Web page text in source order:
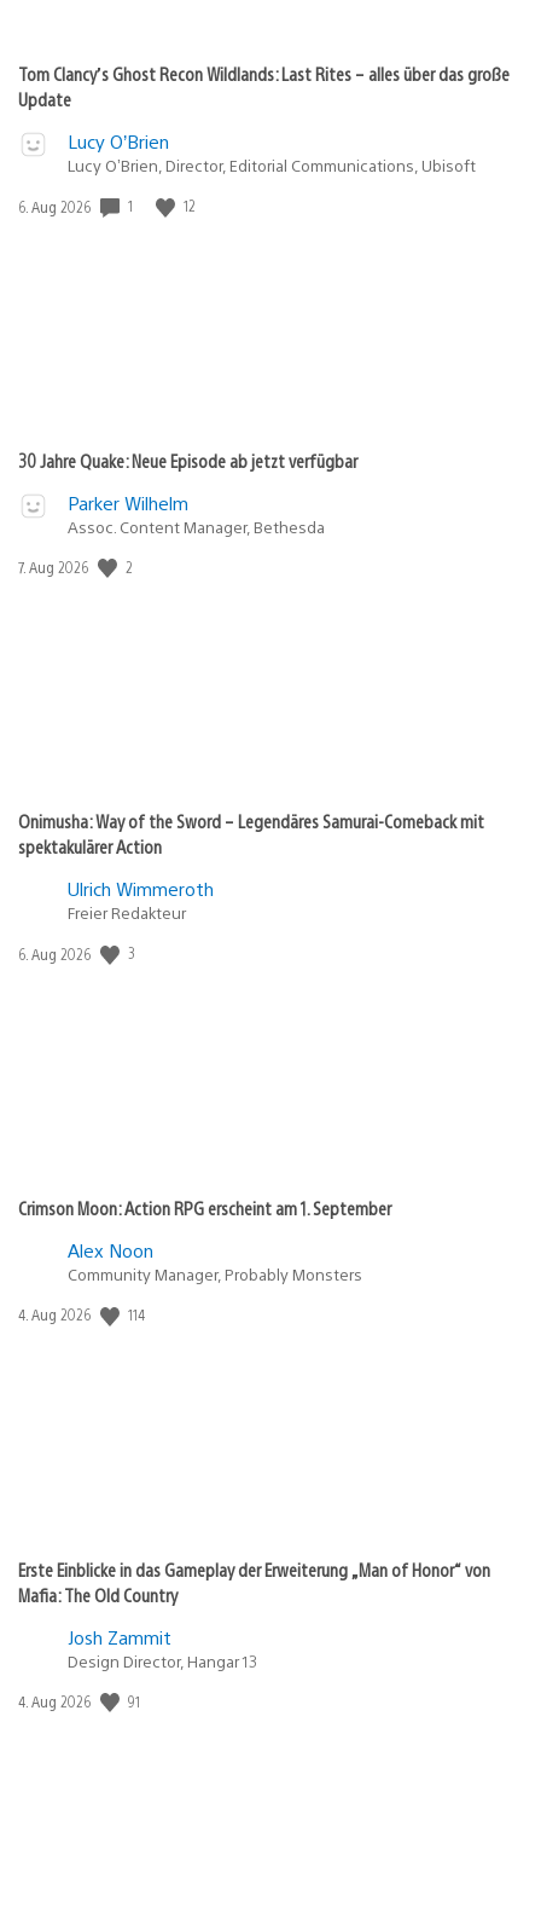
Tom Clancy’s Ghost Recon Wildlands: Last Rites – alles über das große
Update
Lucy O’Brien
Lucy O’Brien, Director, Editorial Communications, Ubisoft
Veröffentlichungsdatum:
6. Aug 2026 1 12
30 Jahre Quake: Neue Episode ab jetzt verfügbar
Parker Wilhelm
Assoc. Content Manager, Bethesda
Veröffentlichungsdatum:
7. Aug 2026 2
Onimusha: Way of the Sword – Legendäres Samurai-Comeback mit
spektakulärer Action
Ulrich Wimmeroth
Freier Redakteur
Veröffentlichungsdatum:
6. Aug 2026 3
Crimson Moon: Action RPG erscheint am 1. September
Alex Noon
Community Manager, Probably Monsters
Veröffentlichungsdatum:
4. Aug 2026 114
Erste Einblicke in das Gameplay der Erweiterung „Man of Honor“ von
Mafia: The Old Country
Josh Zammit
Design Director, Hangar 13
Veröffentlichungsdatum:
4. Aug 2026 91